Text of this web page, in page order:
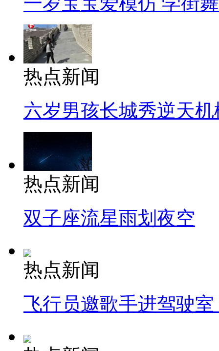
热点新闻
六岁男孩长城秀逆天机
热点新闻
双子座流星雨划夜空
热点新闻
飞行员邀歌手进驾驶